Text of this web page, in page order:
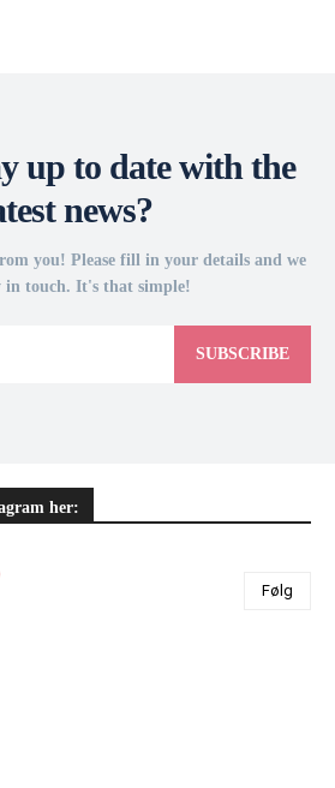
up to date with the
news?
you! Please fill in your details and we
in touch. It's that simple!
SUBSCRIBE
her:
Følg